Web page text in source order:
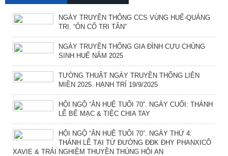
NGÀY TRUYỀN THỐNG CCS VÙNG HUẾ-QUẢNG
TRỊ. “ÔN CỐ TRI TÂN”
NGÀY TRUYỀN THỐNG GIA ĐÌNH CỰU CHỦNG
SINH HUẾ NĂM 2025
TƯỜNG THUẬT NGÀY TRUYỀN THỐNG LIÊN
MIỀN 2025. HẠNH TRÍ 19/9/2025
HỘI NGỘ “ÂN HUỆ TUỔI 70”. NGÀY CUỐI: THÁNH
LỄ BẾ MẠC & TIỆC CHIA TAY
HỘI NGỘ “ÂN HUỆ TUỔI 70”. NGÀY THỨ 4:
THÁNH LỄ TẠI TỪ ĐƯỜNG ĐĐK ĐHY PHANXICÔ
XAVIE & TRẢI NGHIỆM THUYỀN THÚNG HỘI AN